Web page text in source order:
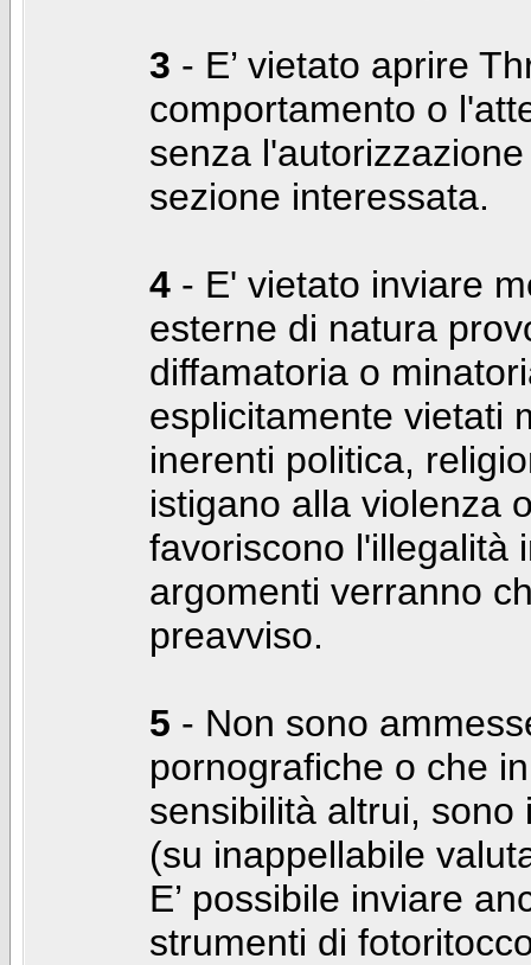
3 - E’ vietato aprire
comportamento o
senza
sezione interessata.
4 - E' vietato inviare
esterne di natura
diffamatoria o
esplicitamente vietati
inerenti politica,
istigano alla violenza
favoriscono l'illegalità
argomenti verranno
preavviso.
5 - Non sono
pornografiche o che
sensibilità altrui,
(su inappellabile
E’ possibile inviare
strumenti di